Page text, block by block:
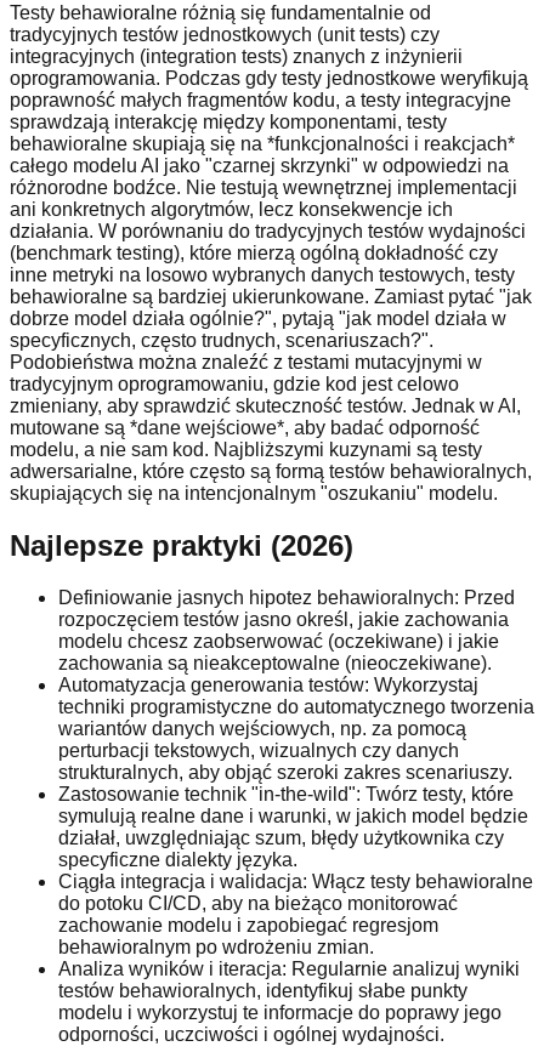
Testy behawioralne różnią się fundamentalnie od
tradycyjnych testów jednostkowych (unit tests) czy
integracyjnych (integration tests) znanych z inżynierii
oprogramowania. Podczas gdy testy jednostkowe weryfikują
poprawność małych fragmentów kodu, a testy integracyjne
sprawdzają interakcję między komponentami, testy
behawioralne skupiają się na *funkcjonalności i reakcjach*
całego modelu AI jako "czarnej skrzynki" w odpowiedzi na
różnorodne bodźce. Nie testują wewnętrznej implementacji
ani konkretnych algorytmów, lecz konsekwencje ich
działania. W porównaniu do tradycyjnych testów wydajności
(benchmark testing), które mierzą ogólną dokładność czy
inne metryki na losowo wybranych danych testowych, testy
behawioralne są bardziej ukierunkowane. Zamiast pytać "jak
dobrze model działa ogólnie?", pytają "jak model działa w
specyficznych, często trudnych, scenariuszach?".
Podobieństwa można znaleźć z testami mutacyjnymi w
tradycyjnym oprogramowaniu, gdzie kod jest celowo
zmieniany, aby sprawdzić skuteczność testów. Jednak w AI,
mutowane są *dane wejściowe*, aby badać odporność
modelu, a nie sam kod. Najbliższymi kuzynami są testy
adwersarialne, które często są formą testów behawioralnych,
skupiających się na intencjonalnym "oszukaniu" modelu.
Najlepsze praktyki (2026)
Definiowanie jasnych hipotez behawioralnych: Przed
rozpoczęciem testów jasno określ, jakie zachowania
modelu chcesz zaobserwować (oczekiwane) i jakie
zachowania są nieakceptowalne (nieoczekiwane).
Automatyzacja generowania testów: Wykorzystaj
techniki programistyczne do automatycznego tworzenia
wariantów danych wejściowych, np. za pomocą
perturbacji tekstowych, wizualnych czy danych
strukturalnych, aby objąć szeroki zakres scenariuszy.
Zastosowanie technik "in-the-wild": Twórz testy, które
symulują realne dane i warunki, w jakich model będzie
działał, uwzględniając szum, błędy użytkownika czy
specyficzne dialekty języka.
Ciągła integracja i walidacja: Włącz testy behawioralne
do potoku CI/CD, aby na bieżąco monitorować
zachowanie modelu i zapobiegać regresjom
behawioralnym po wdrożeniu zmian.
Analiza wyników i iteracja: Regularnie analizuj wyniki
testów behawioralnych, identyfikuj słabe punkty
modelu i wykorzystuj te informacje do poprawy jego
odporności, uczciwości i ogólnej wydajności.